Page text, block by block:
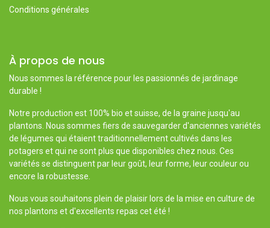
Conditions générales
À propos de nous
Nous sommes la référence pour les passionnés de jardinage
durable !
Notre production est 100% bio et suisse, de la graine jusqu'au
plantons. Nous sommes fiers de sauvegarder d'anciennes variétés
de légumes qui étaient traditionnellement cultivés dans les
potagers et qui ne sont plus que disponibles chez nous. Ces
variétés se distinguent par leur goût, leur forme, leur couleur ou
encore la robustesse.
Nous vous souhaitons plein de plaisir lors de la mise en culture de
nos plantons et d'excellents repas cet été !